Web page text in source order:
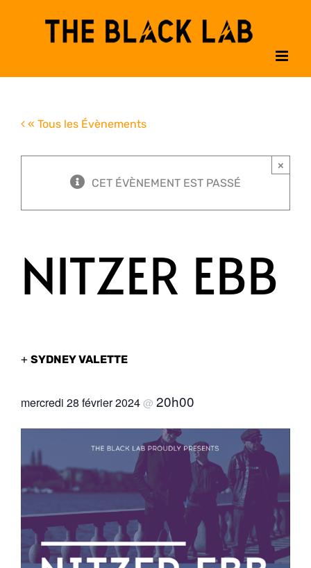
« Tous les Évènements
CET ÉVÈNEMENT EST PASSÉ
×
NITZER EBB
+ SYDNEY VALETTE
mercredi 28 février 2024@ 20h00